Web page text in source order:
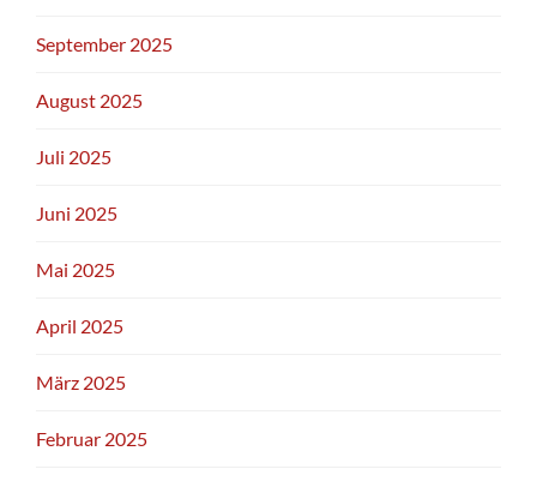
September 2025
August 2025
Juli 2025
Juni 2025
Mai 2025
April 2025
März 2025
Februar 2025